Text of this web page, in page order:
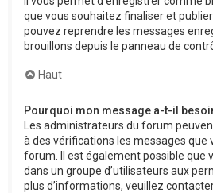
que vous souhaitez finaliser et
pouvez reprendre les messages
brouillons depuis le panneau de
Haut
Pourquoi mon message a-t-il
Les administrateurs du forum
à des vérifications les messages que
forum. Il est également possible que
dans un groupe d’utilisateurs aux
plus d’informations, veuillez